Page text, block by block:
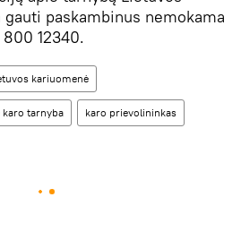
paskambinus nemokama
12340.
kariuomenė
tarnyba karo prievolininkas